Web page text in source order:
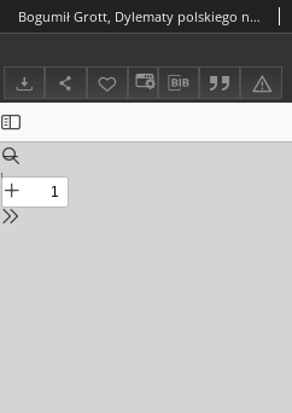
Bogumił Grott, Dylematy polskiego nacjonalizmu. Powrót do tradycji czy przebudowa narodowego ducha - recenzja